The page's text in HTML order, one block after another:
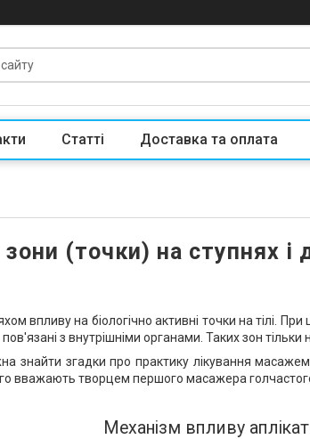
Статті Доставка та оплата
зони (точки) на ступнях і
впливу на біологічно активні точки на тілі.
з внутрішніми органами. Таких зон тільки
знайти згадки про практику лікування
вважають творцем першого масажера
Механізм впливу